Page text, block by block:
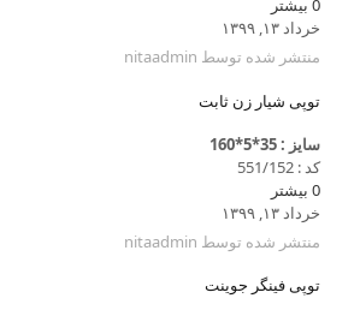
0 بیشتر
خرداد ۱۳, ۱۳۹۹
منتشر شده توسط nitaadmin
توپی شیار زن ثابت
سایز : 35*5*160
کد : 551/152
0 بیشتر
خرداد ۱۳, ۱۳۹۹
منتشر شده توسط nitaadmin
توپی فینگر جوینت